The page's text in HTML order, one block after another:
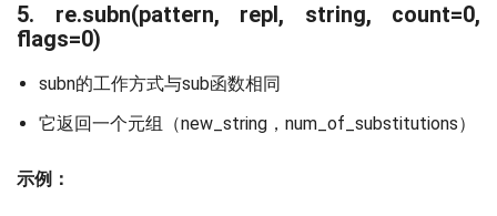
5. re.subn(pattern, repl, string, count=0,
flags=0)
subn的工作方式与sub函数相同
它返回一个元组（new_string，num_of_substitutions）
示例：